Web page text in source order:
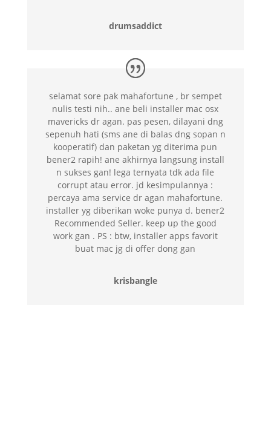
drumsaddict
selamat sore pak mahafortune , br sempet
nulis testi nih.. ane beli installer mac osx
mavericks dr agan. pas pesen, dilayani dng
sepenuh hati (sms ane di balas dng sopan n
kooperatif) dan paketan yg diterima pun
bener2 rapih! ane akhirnya langsung install
n sukses gan! lega ternyata tdk ada file
corrupt atau error. jd kesimpulannya :
percaya ama service dr agan mahafortune.
installer yg diberikan woke punya d. bener2
Recommended Seller. keep up the good
work gan . PS : btw, installer apps favorit
buat mac jg di offer dong gan
krisbangle